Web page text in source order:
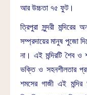
আর উচ্চতা ৭৫ ফুট।
ত্রিপুরা সুন্দরী
সম্প্রদায়ের মানুষ পুজো
না। এই মন্দিরটি শৈব
ভক্তি ও সহনশীলতার
শমসের গাজী এই